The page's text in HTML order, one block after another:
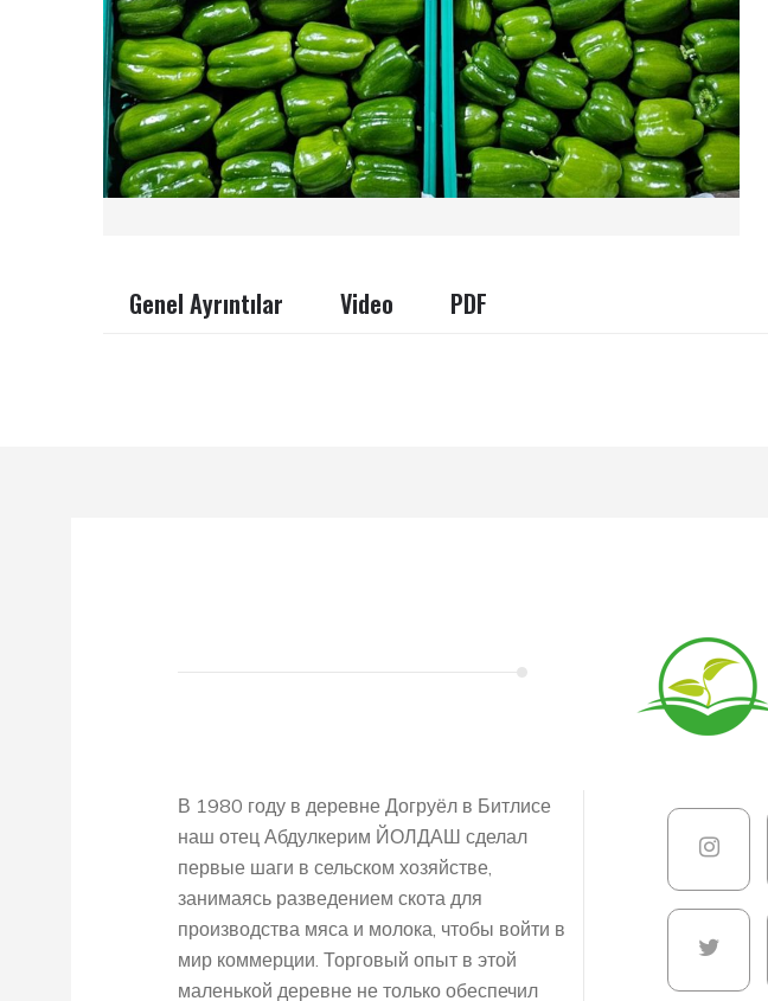
Genel Ayrıntılar Video PDF
В 1980 году в деревне Догруёл в Битлисе
наш отец Абдулкерим ЙОЛДАШ сделал
первые шаги в сельском хозяйстве,
занимаясь разведением скота для
производства мяса и молока, чтобы войти в
мир коммерции. Торговый опыт в этой
маленькой деревне не только обеспечил